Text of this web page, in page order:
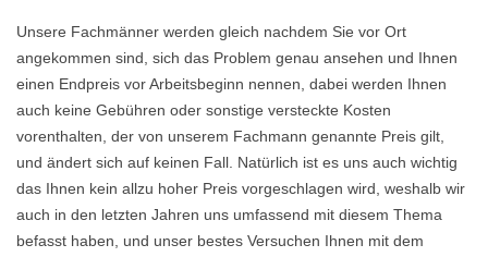
Unsere Fachmänner werden gleich nachdem Sie vor Ort
angekommen sind, sich das Problem genau ansehen und Ihnen
einen Endpreis vor Arbeitsbeginn nennen, dabei werden Ihnen
auch keine Gebühren oder sonstige versteckte Kosten
vorenthalten, der von unserem Fachmann genannte Preis gilt,
und ändert sich auf keinen Fall. Natürlich ist es uns auch wichtig
das Ihnen kein allzu hoher Preis vorgeschlagen wird, weshalb wir
auch in den letzten Jahren uns umfassend mit diesem Thema
befasst haben, und unser bestes Versuchen Ihnen mit dem